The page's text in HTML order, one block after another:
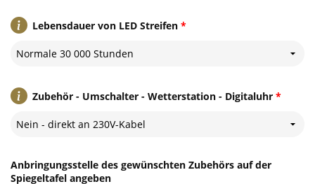
*
Lebensdauer von LED Streifen
Normale 30 000 Stunden
*
Zubehör - Umschalter - Wetterstation - Digitaluhr
Nein - direkt an 230V-Kabel
Anbringungsstelle des gewünschten Zubehörs auf der
Spiegeltafel angeben